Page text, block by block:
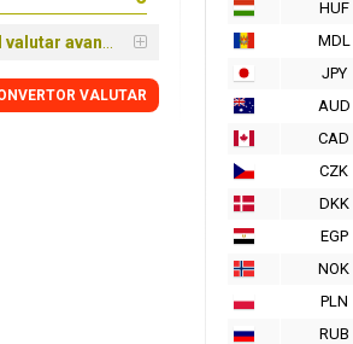
HUF
MDL
JPY
AUD
CAD
CZK
DKK
EGP
NOK
PLN
RUB
avansat
VALUTAR